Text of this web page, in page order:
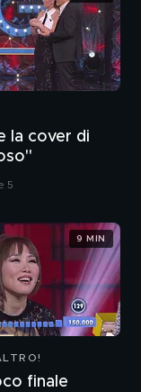
la cover di
5
finale
9 MIN